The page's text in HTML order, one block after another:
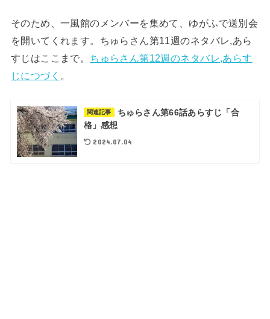
そのため、一風館のメンバーを集めて、ゆがふで送別会
を開いてくれます。ちゅらさん第11週のネタバレ,あら
すじはここまで。 ちゅらさん第12週のネタバレ,あらす
じにつづく
関連記事
ちゅらさん第66話あらすじ「合
格」感想
2024.07.04